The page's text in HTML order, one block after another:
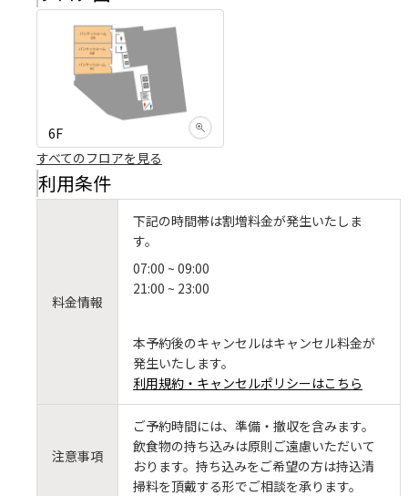
6F
すべてのフロアを見る
利用条件
料金情報
下記の時間帯は割増料金が発生いたしま
す。
07:00 ~ 09:00
21:00 ~ 23:00
本予約後のキャンセルはキャンセル料金が
発生いたします。
利用規約・キャンセルポリシーはこちら
注意事項
ご予約時間には、準備・撤収を含みます。
飲食物の持ち込みは原則ご遠慮いただいて
おります。持ち込みをご希望の方は持込清
掃料を頂戴する形でご相談を承ります。